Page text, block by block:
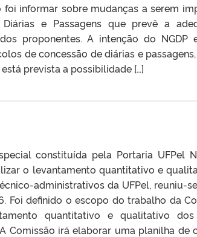
informar sobre mudanças a serem
e Passagens que prevê a
proponentes. A intenção do NGDP
de concessão de diárias e
prevista a possibilidade […]
constituída pela Portaria UFPel
o levantamento quantitativo e
administrativos da UFPel, reuniu-
Foi definido o escopo do trabalho da
quantitativo e qualitativo dos
Comissão irá elaborar uma planilha de